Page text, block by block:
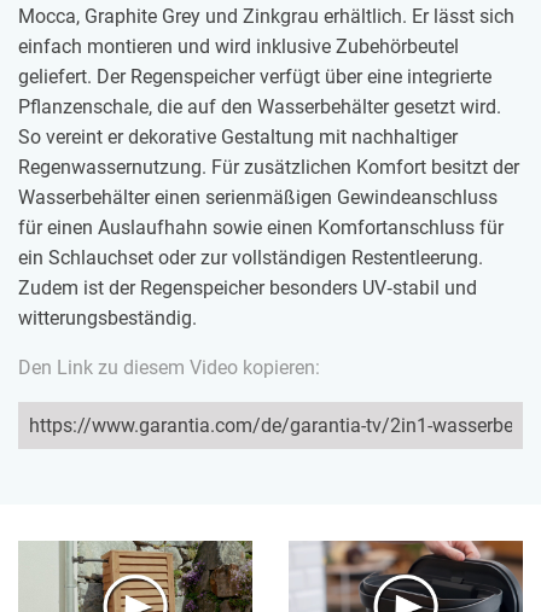
Mocca, Graphite Grey und Zinkgrau erhältlich. Er lässt sich
einfach montieren und wird inklusive Zubehörbeutel
geliefert. Der Regenspeicher verfügt über eine integrierte
Pflanzenschale, die auf den Wasserbehälter gesetzt wird.
So vereint er dekorative Gestaltung mit nachhaltiger
Regenwassernutzung. Für zusätzlichen Komfort besitzt der
Wasserbehälter einen serienmäßigen Gewindeanschluss
für einen Auslaufhahn sowie einen Komfortanschluss für
ein Schlauchset oder zur vollständigen Restentleerung.
Zudem ist der Regenspeicher besonders UV‑stabil und
witterungsbeständig.
Den Link zu diesem Video kopieren: